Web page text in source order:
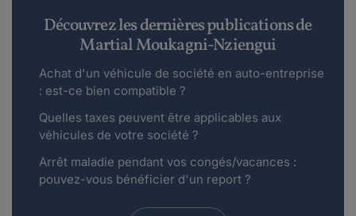
Découvrez les dernières publications de
Martial Moukagni-Nziengui
Achat d'un véhicule de société en auto-entreprise
: est-ce bien compatible ?
Quelles taxes peuvent être applicables aux
véhicules de votre société ?
Arrêt maladie pendant vos congés/vacances :
pouvez-vous bénéficier d'un report ?